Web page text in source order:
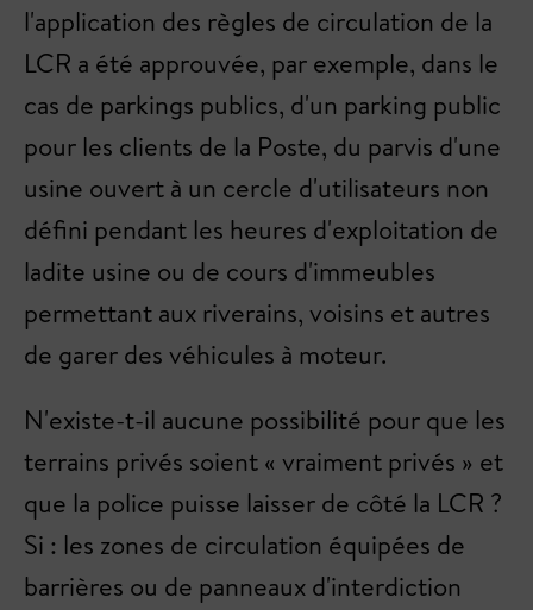
l'application des règles de circulation de la
LCR a été approuvée, par exemple, dans le
cas de parkings publics, d'un parking public
pour les clients de la Poste, du parvis d'une
usine ouvert à un cercle d'utilisateurs non
défini pendant les heures d'exploitation de
ladite usine ou de cours d'immeubles
permettant aux riverains, voisins et autres
de garer des véhicules à moteur.
N'existe-t-il aucune possibilité pour que les
terrains privés soient « vraiment privés » et
que la police puisse laisser de côté la LCR ?
Si : les zones de circulation équipées de
barrières ou de panneaux d'interdiction